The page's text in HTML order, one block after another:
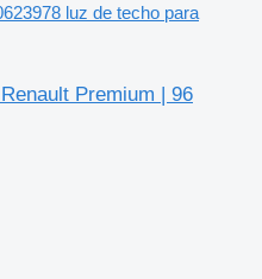
luz de techo para
Premium | 96